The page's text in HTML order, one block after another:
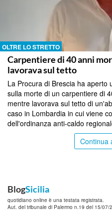
OLTRE LO STRETTO
Carpentiere di 40 anni
lavorava sul tetto
La Procura di Brescia ha aperto
sulla morte di un carpentiere di
mentre lavorava sul tetto di
caso in Lombardia in cui viene
dell'ordinanza anti-caldo
Continua
BlogSicilia
quotidiano online è una testata registrata.
Aut. del tribunale di Palermo n.19 del 15/07/